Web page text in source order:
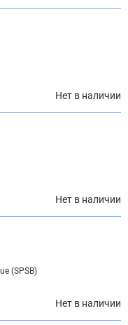
Нет в наличии
Нет в наличии
(SPSB)
Нет в наличии